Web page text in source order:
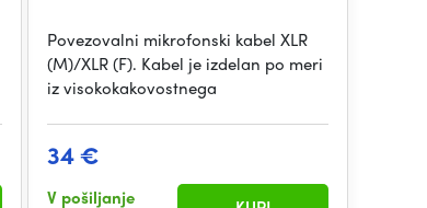
Povezovalni mikrofonski kabel XLR
(M)/XLR (F). Kabel je izdelan po meri
iz visokokakovostnega
34 €
V pošiljanje